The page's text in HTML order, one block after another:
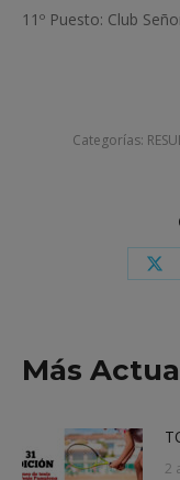
11º Puesto: Club
Categorías:
Más
2